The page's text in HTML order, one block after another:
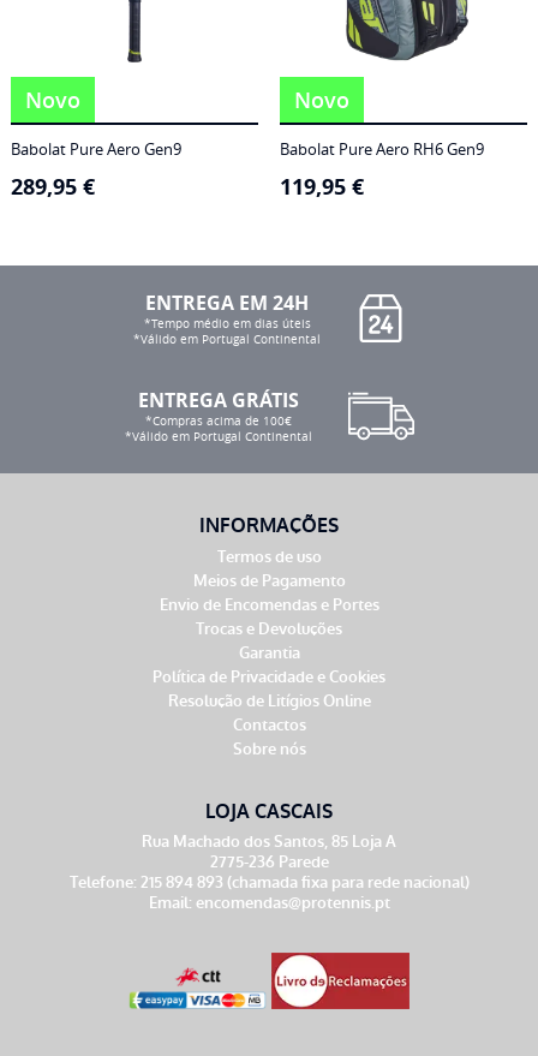
Novo
Babolat Pure Aero Gen9
289,95 €
Novo
Babolat Pure Aero RH6 Gen9
119,95 €
ENTREGA EM 24H
*Tempo médio em dias úteis
*Válido em Portugal Continental
ENTREGA GRÁTIS
*Compras acima de 100€
*Válido em Portugal Continental
INFORMAÇÕES
Termos de uso
Meios de Pagamento
Envio de Encomendas e Portes
Trocas e Devoluções
Garantia
Política de Privacidade e Cookies
Resolução de Litígios Online
Contactos
Sobre nós
LOJA CASCAIS
Rua Machado dos Santos, 85 Loja A
2775-236 Parede
Telefone: 215 894 893 (chamada fixa para rede nacional)
Email: encomendas@protennis.pt